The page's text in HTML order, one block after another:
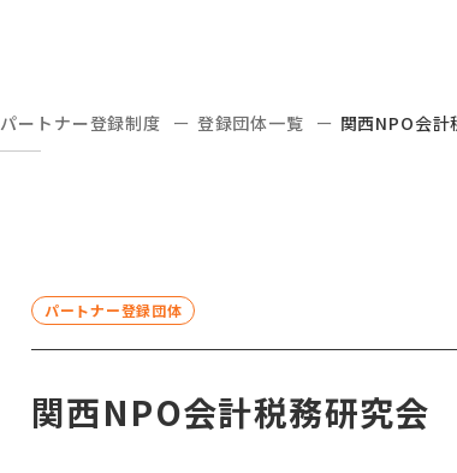
パートナー登録制度 登録団体一覧 関西NPO会計
パートナー登録団体
関西NPO会計税務研究会